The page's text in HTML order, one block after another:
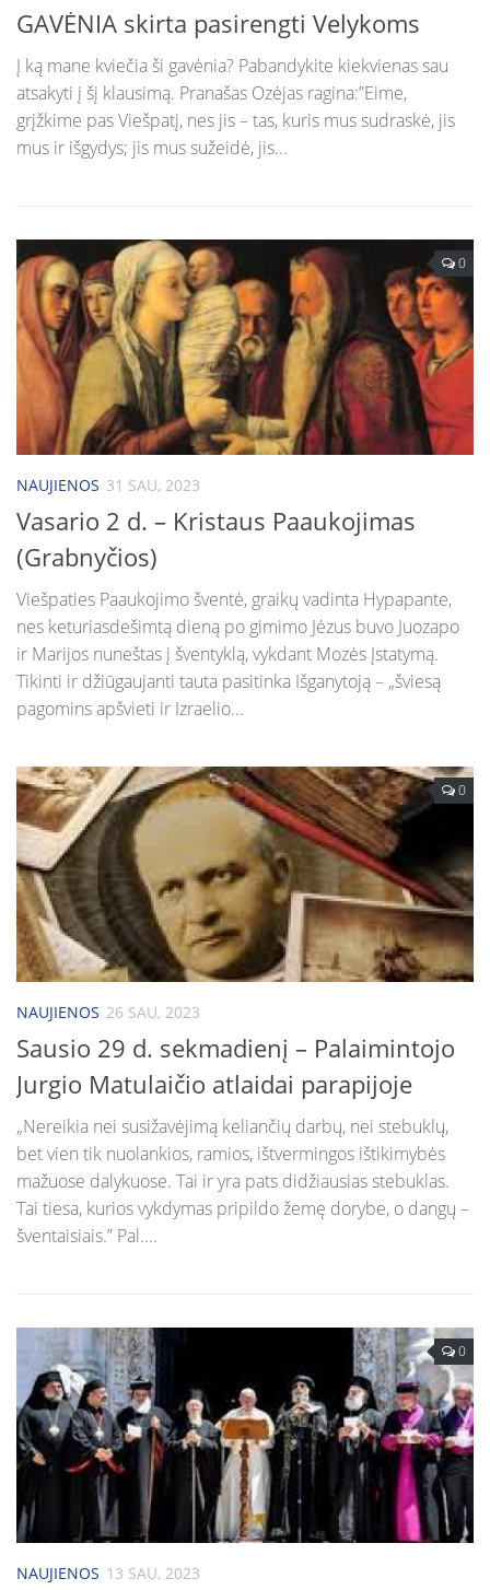
GAVĖNIA skirta pasirengti Velykoms
Į ką mane kviečia ši gavėnia? Pabandykite kiekvienas sau
atsakyti į šį klausimą. Pranašas Ozėjas ragina:”Eime,
grįžkime pas Viešpatį, nes jis – tas, kuris mus sudraskė, jis
mus ir išgydys; jis mus sužeidė, jis...
0
NAUJIENOS 31 SAU, 2023
Vasario 2 d. – Kristaus Paaukojimas
(Grabnyčios)
Viešpaties Paaukojimo šventė, graikų vadinta Hypapante,
nes keturiasdešimtą dieną po gimimo Jėzus buvo Juozapo
ir Marijos nuneštas į šventyklą, vykdant Mozės Įstatymą.
Tikinti ir džiūgaujanti tauta pasitinka Išganytoją – „šviesą
pagomins apšvieti ir Izraelio...
0
NAUJIENOS 26 SAU, 2023
Sausio 29 d. sekmadienį – Palaimintojo
Jurgio Matulaičio atlaidai parapijoje
„Nereikia nei susižavėjimą keliančių darbų, nei stebuklų,
bet vien tik nuolankios, ramios, ištvermingos ištikimybės
mažuose dalykuose. Tai ir yra pats didžiausias stebuklas.
Tai tiesa, kurios vykdymas pripildo žemę dorybe, o dangų –
šventaisiais.” Pal....
0
NAUJIENOS 13 SAU, 2023